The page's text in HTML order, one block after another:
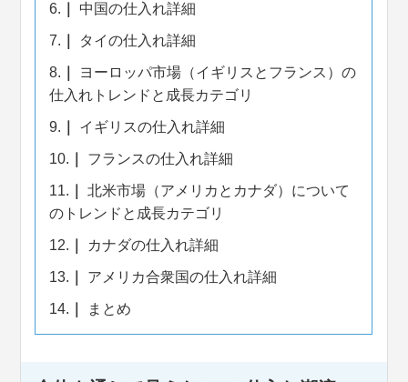
6. 中国の仕入れ詳細
7. タイの仕入れ詳細
8.
ヨーロッパ市場（イギリスとフランス）の
仕入れトレンドと成長カテゴリ
9. イギリスの仕入れ詳細
10. フランスの仕入れ詳細
11.
北米市場（アメリカとカナダ）について
のトレンドと成長カテゴリ
12. カナダの仕入れ詳細
13. アメリカ合衆国の仕入れ詳細
14. まとめ